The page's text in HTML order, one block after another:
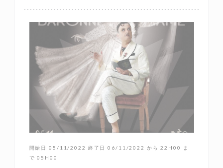
開始日 05/11/2022 終了日 06/11/2022 から 22H00 ま
で 05H00